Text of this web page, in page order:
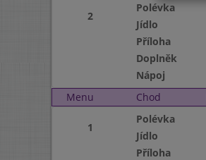
2
Polévka
Jídlo
Příloha
Doplněk
Nápoj
Menu
Chod
1
Polévka
Jídlo
Příloha